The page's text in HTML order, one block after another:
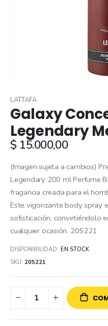
to
the
beginning
of
the
gallery
Galaxy
Legendary
LATTAFA
$ 15.000,00
(Imagen sujeta a cambios)
Legendary 200 ml Perfume
fragancia creada para el
Este vigorizante body spray
sofisticación, convirtiéndolo
cualquier ocasión. 205221
DISPONIBILIDAD: EN STOCK
SKU 205221